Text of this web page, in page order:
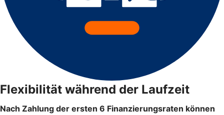
Flexibilität während der Laufzeit
Nach Zahlung der ersten 6 Finanzierungsraten können